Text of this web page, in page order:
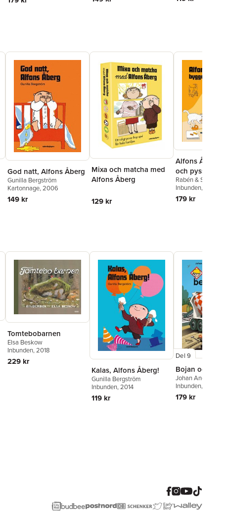
God natt, Alfons Åberg
Gunilla Bergström
Kartonnage, 2006
149 kr
Mixa och matcha med
Alfons Åberg
129 kr
Alfons Åberg
och pysslar
Rabén & Sjögren
Inbunden, 2024
179 kr
Tomtebobarnen
Elsa Beskow
Inbunden, 2018
229 kr
Kalas, Alfons Åberg!
Gunilla Bergström
Inbunden, 2014
119 kr
Del 9
Bojan och
Johan Anderblad
Widlund
Inbunden, 2023
179 kr